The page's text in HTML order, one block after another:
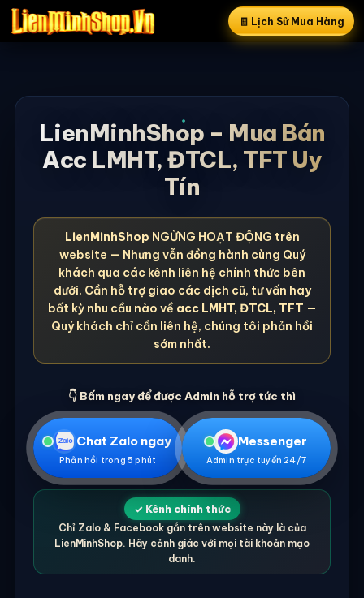
🧾 Lịch Sử Mua Hàng
LienMinhShop – Mua Bán
Acc LMHT, ĐTCL, TFT Uy
Tín
LienMinhShop NGỪNG HOẠT ĐỘNG trên
website — Nhưng vẫn đồng hành cùng Quý
khách qua các kênh liên hệ chính thức bên
dưới. Cần hỗ trợ giao các dịch cũ, tư vấn hay
bất kỳ nhu cầu nào về acc LMHT, ĐTCL, TFT —
Quý khách chỉ cần liên hệ, chúng tôi phản hồi
sớm nhất.
👇 Bấm ngay để được Admin hỗ trợ tức thì
Chat Zalo ngay
Phản hồi trong 5 phút
Messenger
Admin trực tuyến 24/7
✓ Kênh chính thức
Chỉ Zalo & Facebook gắn trên website này là của
LienMinhShop. Hãy cảnh giác với mọi tài khoản mạo
danh.